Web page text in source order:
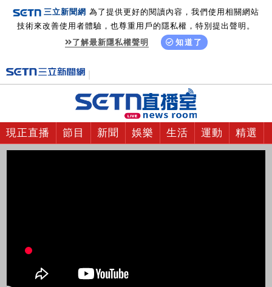
三立新聞網 為了提供更好的閱讀內容，我們使用相關網站
技術來改善使用者體驗，也尊重用戶的隱私權，特別提出聲明。
了解最新隱私權聲明
知道了
現正直播 節目 新聞 娛樂 生活 運動 精選